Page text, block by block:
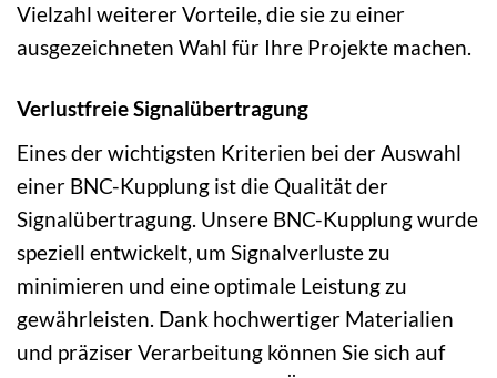
Vielzahl weiterer Vorteile, die sie zu einer
ausgezeichneten Wahl für Ihre Projekte machen.
Verlustfreie Signalübertragung
Eines der wichtigsten Kriterien bei der Auswahl
einer BNC-Kupplung ist die Qualität der
Signalübertragung. Unsere BNC-Kupplung wurde
speziell entwickelt, um Signalverluste zu
minimieren und eine optimale Leistung zu
gewährleisten. Dank hochwertiger Materialien
und präziser Verarbeitung können Sie sich auf